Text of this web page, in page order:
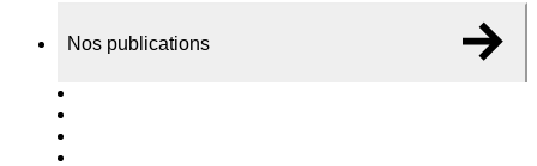
Nos publications